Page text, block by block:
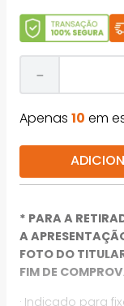
－
Apenas 10 em
* PARA A
A
FOTO DO
FIM DE
· Indicado para